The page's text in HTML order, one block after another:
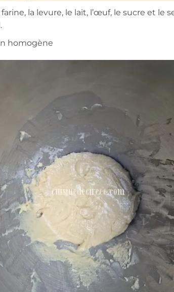
la levure, le lait, l’œuf, le sucre et le
homogène